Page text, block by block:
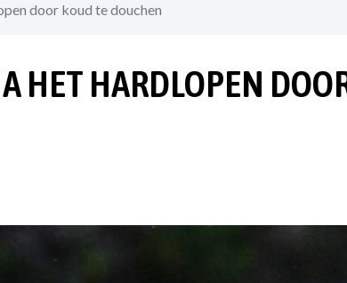
door koud te douchen
HET HARDLOPEN